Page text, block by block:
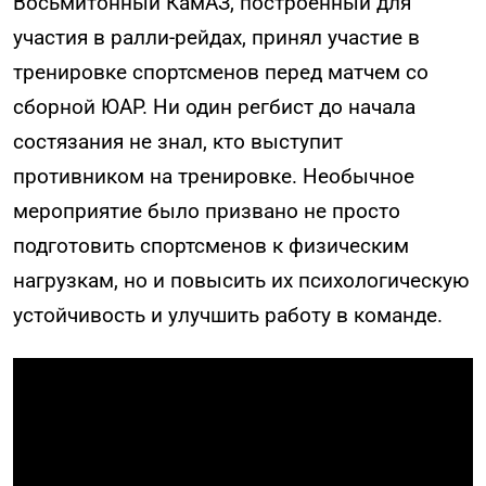
участия в ралли-рейдах, принял участие в
тренировке спортсменов перед матчем со
сборной ЮАР. Ни один регбист до начала
состязания не знал, кто выступит
противником на тренировке. Необычное
мероприятие было призвано не просто
подготовить спортсменов к физическим
нагрузкам, но и повысить их психологическую
устойчивость и улучшить работу в команде.